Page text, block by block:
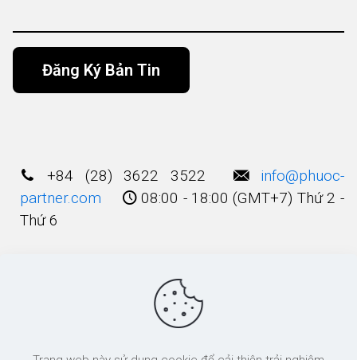
+84 (28) 3622 3522
info@phuoc-
partner.com
08:00 - 18:00 (GMT+7) Thứ 2 -
Thứ 6
© 2003 - 2025 Bản quyền thuộc về Công Ty